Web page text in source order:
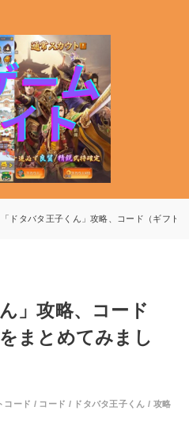
「ドタバタ王子くん」攻略、コード（ギフト
」攻略、コード
まとめてみまし
コード / コード / ドタバタ王子くん / 攻略